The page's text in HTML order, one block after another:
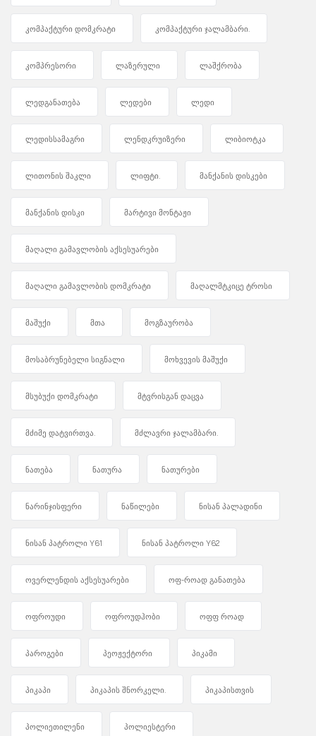
კომპაქტური დომკრატი კომპაქტური ჯალამბარი.
კომპრესორი ლაზერული ლაშქრობა
ლედგანათება ლედები ლედი
ლედისსამაგრი ლენდკრუიზერი ლიბიოტკა
ლითონის შაკლი ლიფტი. მანქანის დისკები
მანქანის დისკი მარტივი მონტაჟი
მაღალი გამავლობის აქსესუარები
მაღალი გამავლობის დომკრატი მაღალმტკიცე ტროსი
მაშუქი მთა მოგზაურობა
მოსაბრუნებელი სიგნალი მოხვევის მაშუქი
მსუბუქი დომკრატი მტვრისგან დაცვა
მძიმე დატვირთვა. მძლავრი ჯალამბარი.
ნათება ნათურა ნათურები
ნარინჯისფერი ნაწილები ნისან პალადინი
ნისან პატროლი Y61 ნისან პატროლი Y62
ოვერლენდის აქსესუარები ოფ-როად განათება
ოფროუდი ოფროუდჰობი ოფფ როად
პაროგები პეოჟექტორი პიკამი
პიკაპი პიკაპის შნორკელი. პიკაპისთვის
პოლიეთილენი პოლიესტერი